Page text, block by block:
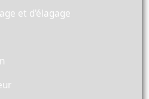
et d'élagage